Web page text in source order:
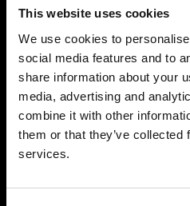
This website uses cookies
We use cookies to
social media features and to
share information about your
media, advertising and
combine it with other
them or that they’ve collected
services.
DO.
14.01.2027 19:00
Das Dark Dinner
Das Goldene Lamm
Kocherstraße 8
73432 Aalen